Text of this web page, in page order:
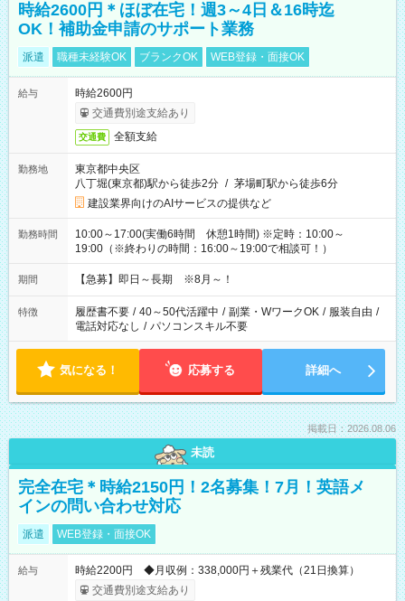
時給2600円＊ほぼ在宅！週3～4日＆16時迄
OK！補助金申請のサポート業務
派遣 職種未経験OK ブランクOK WEB登録・面接OK
給与
時給2600円
交通費別途支給あり
交通費 全額支給
勤務地
東京都中央区
八丁堀(東京都)駅から徒歩2分 / 茅場町駅から徒歩6分
建設業界向けのAIサービスの提供など
勤務時間
10:00～17:00(実働6時間 休憩1時間) ※定時：10:00～
19:00（※終わりの時間：16:00～19:00で相談可！）
期間 【急募】即日～長期 ※8月～！
特徴 履歴書不要 / 40～50代活躍中 / 副業・WワークOK / 服装自由 /
電話対応なし / パソコンスキル不要
気になる！ 応募する 詳細へ
掲載日：2026.08.06
未読
完全在宅＊時給2150円！2名募集！7月！英語メ
インの問い合わせ対応
派遣 WEB登録・面接OK
給与
時給2200円 ◆月収例：338,000円＋残業代（21日換算）
交通費別途支給あり